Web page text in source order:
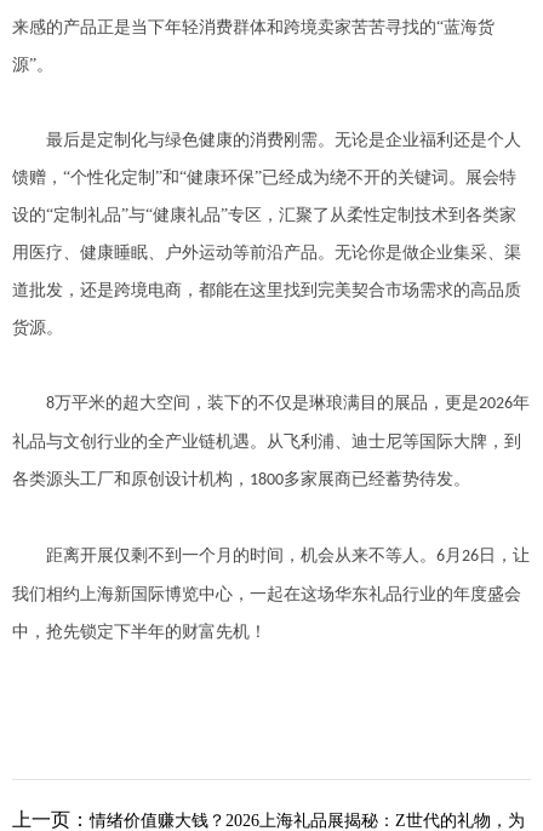
来感的产品正是当下年轻消费群体和跨境卖家苦苦寻找的“蓝海货
源”。
最后是定制化与绿色健康的消费刚需。无论是企业福利还是个人
馈赠， “个性化定制”和“健康环保”已经成为绕不开的关键词。展会特
设的“定制礼品”与“健康礼品”专区，汇聚了从柔性定制技术到各类家
用医疗、健康睡眠、户外运动等前沿产品。无论你是做企业集采、渠
道批发，还是跨境电商，都能在这里找到完美契合市场需求的高品质
货源。
8万平米的超大空间，装下的不仅是琳琅满目的展品，更是2026年
礼品与文创行业的全产业链机遇。从飞利浦、迪士尼等国际大牌，到
各类源头工厂和原创设计机构， 1800多家展商已经蓄势待发。
距离开展仅剩不到一个月的时间，机会从来不等人。 6 月 26 日，让
我们相约上海新国际博览中心，一起在这场华东礼品行业的年度盛会
中，抢先锁定下半年的财富先机！
上一页：情绪价值赚大钱？2026上海礼品展揭秘：Z世代的礼物，为